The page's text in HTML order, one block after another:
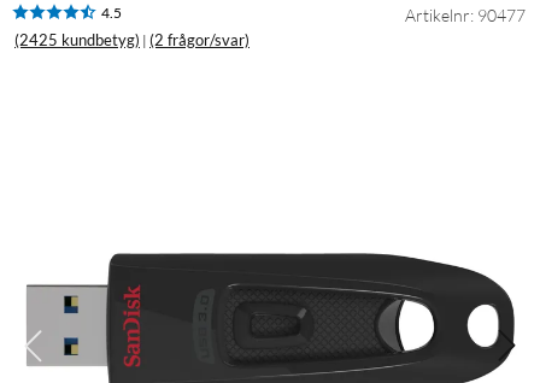
4.5
(2425 kundbetyg) | (2 frågor/svar)
Artikelnr: 90477